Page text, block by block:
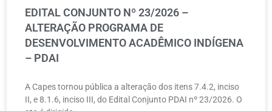
EDITAL CONJUNTO Nº 23/2026 –
ALTERAÇÃO PROGRAMA DE
DESENVOLVIMENTO ACADÊMICO INDÍGENA
– PDAI
A Capes tornou pública a alteração dos itens 7.4.2, inciso
II, e 8.1.6, inciso III, do Edital Conjunto PDAI nº 23/2026. O